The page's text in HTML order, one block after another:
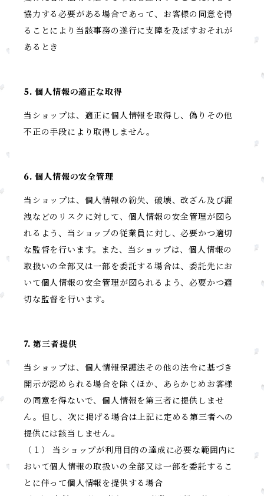
協力する必要がある場合であって、お客様の同意を得
ることにより当該事務の遂行に支障を及ぼすおそれが
あるとき
5. 個人情報の適正な取得
当ショップは、適正に個人情報を取得し、偽りその他
不正の手段により取得しません。
6. 個人情報の安全管理
当ショップは、個人情報の紛失、破壊、改ざん及び漏
洩などのリスクに対して、個人情報の安全管理が図ら
れるよう、当ショップの従業員に対し、必要かつ適切
な監督を行います。また、当ショップは、個人情報の
取扱いの全部又は一部を委託する場合は、委託先にお
いて個人情報の安全管理が図られるよう、必要かつ適
切な監督を行います。
7. 第三者提供
当ショップは、個人情報保護法その他の法令に基づき
開示が認められる場合を除くほか、あらかじめお客様
の同意を得ないで、個人情報を第三者に提供しませ
ん。但し、次に掲げる場合は上記に定める第三者への
提供には該当しません。
（１） 当ショップが利用目的の達成に必要な範囲内に
おいて個人情報の取扱いの全部又は一部を委託するこ
とに伴って個人情報を提供する場合